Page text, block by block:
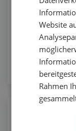
Website
Rahmen